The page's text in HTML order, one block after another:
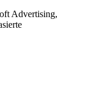
Advertising,